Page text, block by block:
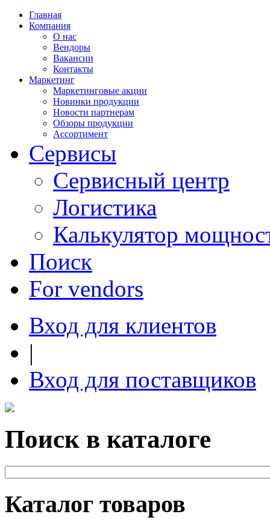
Главная
Компания
О нас
Вендоры
Вакансии
Контакты
Маркетинг
Маркетинговые акции
Новинки продукции
Новости партнерам
Обзоры продукции
Ассортимент
Сервисы
Сервисный центр
Логистика
Калькулятор
Поиск
For vendors
Вход для клиентов
|
Вход для поставщиков
Поиск в каталоге
Каталог товаров